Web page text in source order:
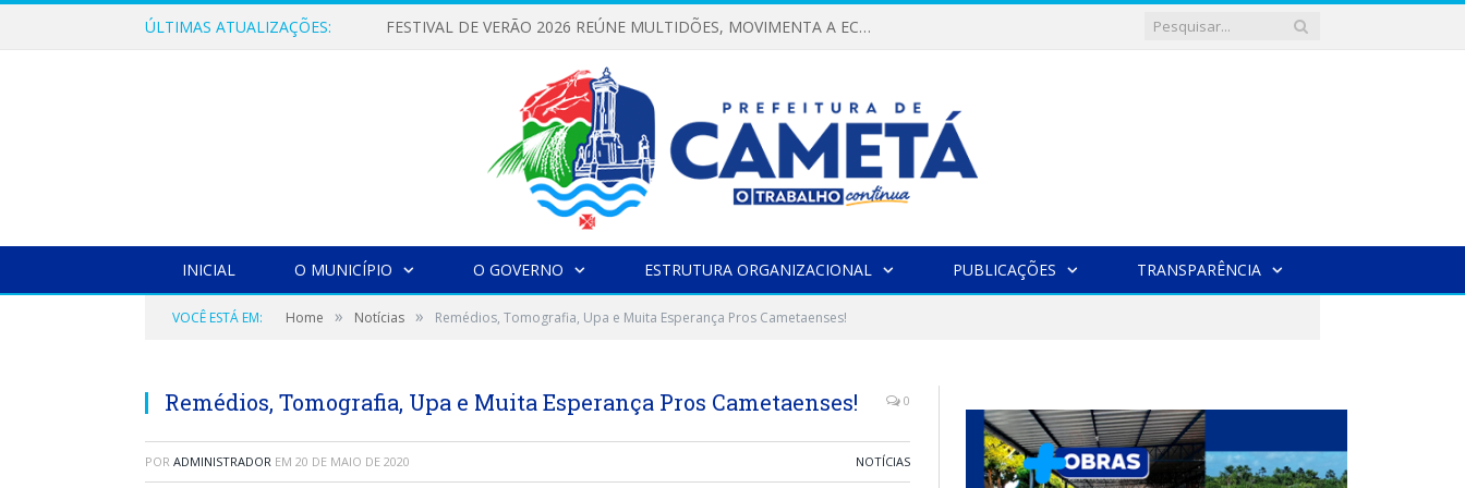
ÚLTIMAS ATUALIZAÇÕES: FESTIVAL DE VERÃO 2026 REÚNE MULTIDÕES, MOVIMENTA A ECONOMIA E FORTALECE A CULTURA LOCAL
INICIAL O MUNICÍPIO O GOVERNO ESTRUTURA ORGANIZACIONAL PUBLICAÇÕES TRANSPARÊNCIA
VOCÊ ESTÁ EM: Home » Notícias » Remédios, Tomografia, Upa e Muita Esperança Pros Cametaenses!
Remédios, Tomografia, Upa e Muita Esperança Pros Cametaenses! 0
POR ADMINISTRADOR EM 20 DE MAIO DE 2020 NOTÍCIAS